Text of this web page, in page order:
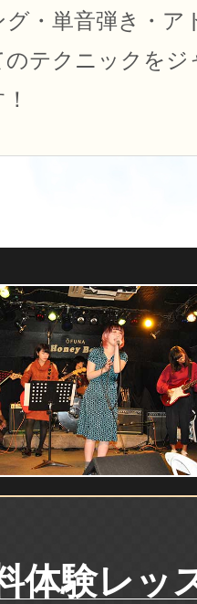
グ・単音弾き・ア
テクニックをジ
体験レッ